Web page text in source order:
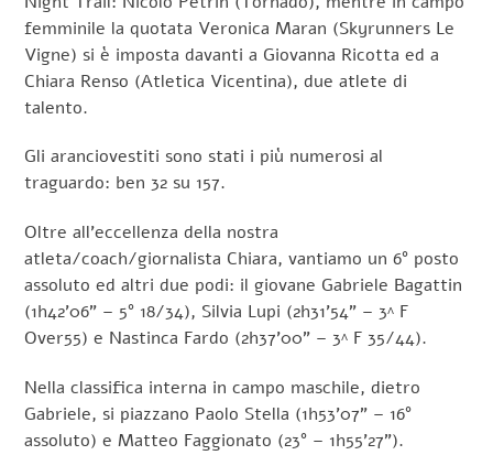
femminile la quotata Veronica Maran (Skyrunners Le
Vigne) si è imposta davanti a Giovanna Ricotta ed a
Chiara Renso (Atletica Vicentina), due atlete di
talento.
Gli aranciovestiti sono stati i più numerosi al
traguardo: ben 32 su 157.
Oltre all’eccellenza della nostra
atleta/coach/giornalista Chiara, vantiamo un 6° posto
assoluto ed altri due podi: il giovane Gabriele Bagattin
(1h42’06” – 5° 18/34), Silvia Lupi (2h31’54” – 3^ F
Over55) e Nastinca Fardo (2h37’00” – 3^ F 35/44).
Nella classifica interna in campo maschile, dietro
Gabriele, si piazzano Paolo Stella (1h53’07” – 16°
assoluto) e Matteo Faggionato (23° – 1h55’27”).